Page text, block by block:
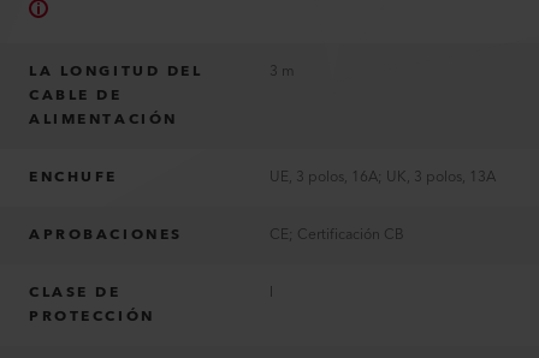
LA LONGITUD DEL
CABLE DE
ALIMENTACIÓN
3 m
ENCHUFE UE, 3 polos, 16A; UK, 3 polos, 13A
APROBACIONES CE; Certificación CB
CLASE DE
PROTECCIÓN
I